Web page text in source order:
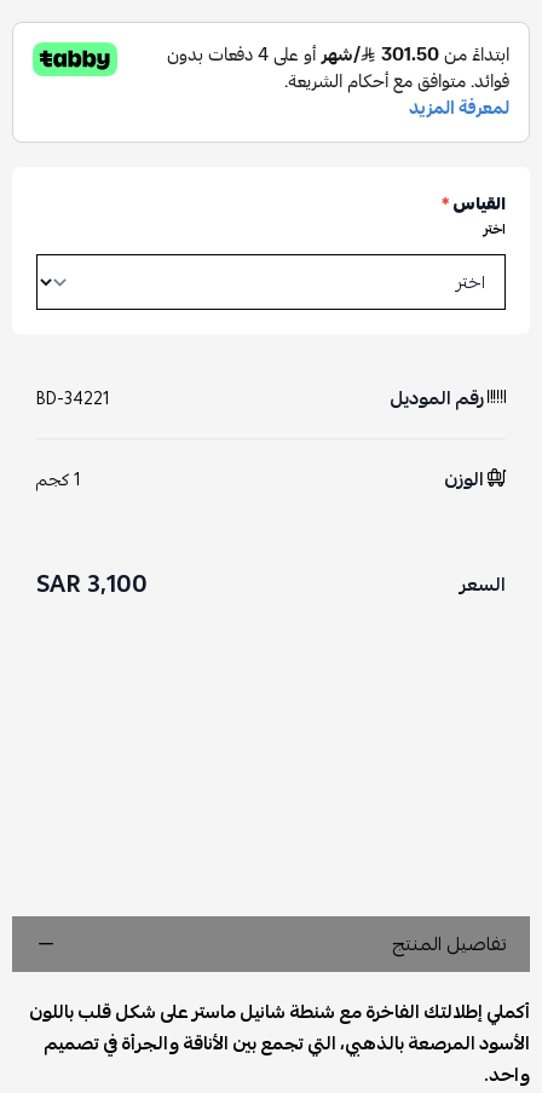
القياس*
اختر
رقم الموديل BD-34221
الوزن 1 كجم
السعر 3,100 SAR
تفاصيل المنتج
أكملي إطلالتك الفاخرة مع شنطة شانيل ماستر على شكل قلب باللون
الأسود المرصعة بالذهبي، التي تجمع بين الأناقة والجرأة في تصميم
واحد.